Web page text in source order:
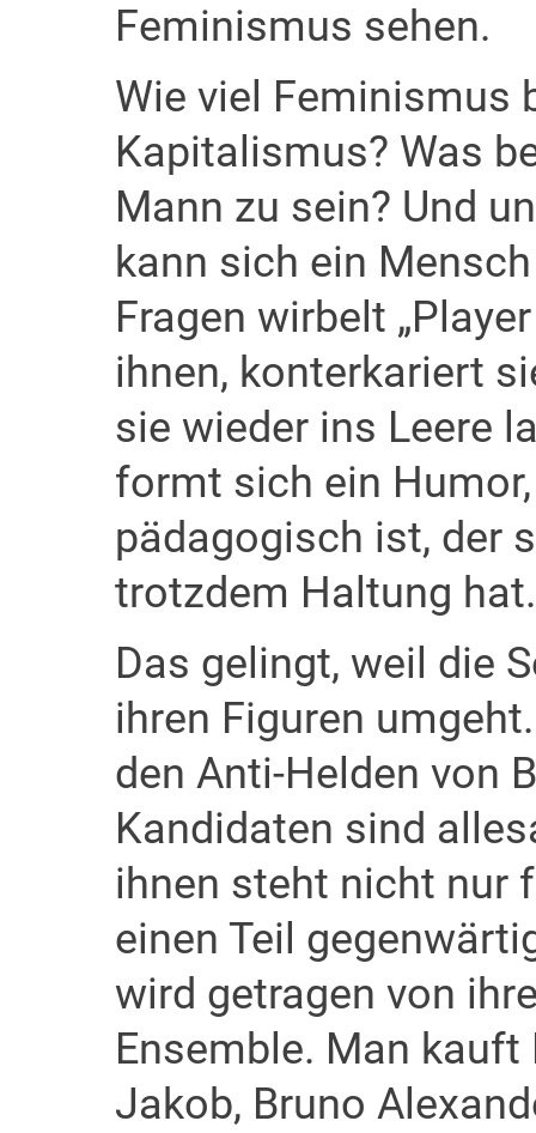
Feminismus sehen.
Wie viel Feminismus
Kapitalismus? Was
Mann zu sein? Und
kann sich ein
Fragen wirbelt
ihnen, konterkariert
sie wieder ins Leere
formt sich ein
pädagogisch ist, der
trotzdem Haltung hat.
Das gelingt, weil die
ihren Figuren
den Anti-Helden von
Kandidaten sind
ihnen steht nicht nur
einen Teil
wird getragen von
Ensemble. Man
Jakob, Bruno